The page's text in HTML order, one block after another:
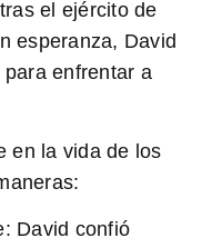
el ejército de
esperanza, David
enfrentar a
en la vida de los
David confió